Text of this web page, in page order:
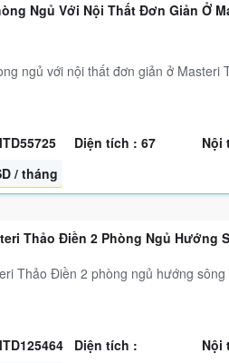
Ngủ Với Nội Thất Đơn Giản Ở
ngủ với nội thất đơn giản ở Masteri
Diện tích : 67
Nội
/ tháng
Thảo Điền 2 Phòng Ngủ Hướng
Thảo Điền 2 phòng ngủ hướng sông
Diện tích :
Nội